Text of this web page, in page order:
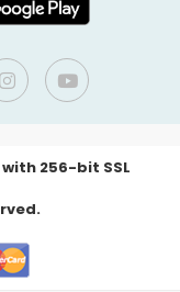
256-bit SSL